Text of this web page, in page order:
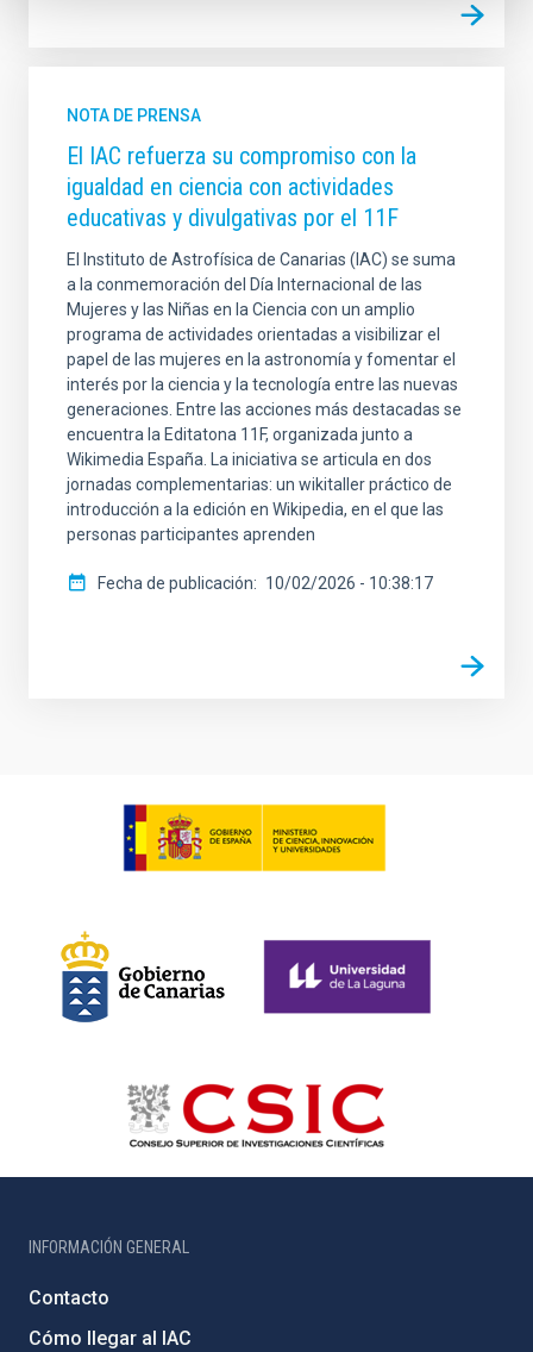
NOTA DE PRENSA
El IAC refuerza su compromiso con la
igualdad en ciencia con actividades
educativas y divulgativas por el 11F
El Instituto de Astrofísica de Canarias (IAC) se suma
a la conmemoración del Día Internacional de las
Mujeres y las Niñas en la Ciencia con un amplio
programa de actividades orientadas a visibilizar el
papel de las mujeres en la astronomía y fomentar el
interés por la ciencia y la tecnología entre las nuevas
generaciones. Entre las acciones más destacadas se
encuentra la Editatona 11F, organizada junto a
Wikimedia España. La iniciativa se articula en dos
jornadas complementarias: un wikitaller práctico de
introducción a la edición en Wikipedia, en el que las
personas participantes aprenden
Fecha de publicación 10/02/2026 - 10:38:17
INFORMACIÓN GENERAL
Contacto
Cómo llegar al IAC